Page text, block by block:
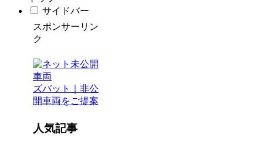
サイドバー
スポンサーリン
ク
ズバット｜非公
開車両をご提案
人気記事